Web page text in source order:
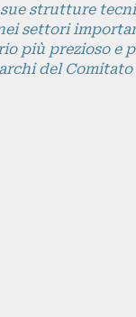
strutture
settori
più prezioso e
del